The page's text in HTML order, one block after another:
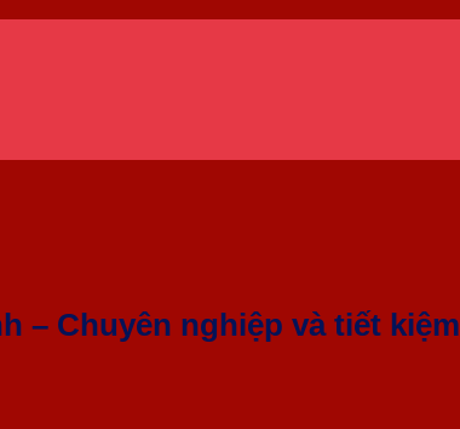
– Chuyên nghiệp và tiết kiệm